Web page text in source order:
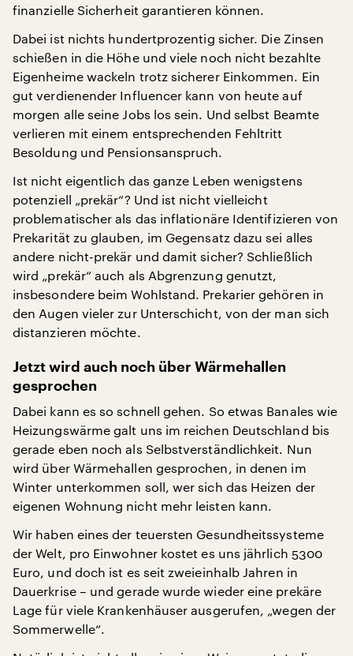
finanzielle Sicherheit garantieren können.
Dabei ist nichts hundertprozentig sicher. Die Zinsen
schießen in die Höhe und viele noch nicht bezahlte
Eigenheime wackeln trotz sicherer Einkommen. Ein
gut verdienender Influencer kann von heute auf
morgen alle seine Jobs los sein. Und selbst Beamte
verlieren mit einem entsprechenden Fehltritt
Besoldung und Pensionsanspruch.
Ist nicht eigentlich das ganze Leben wenigstens
potenziell „prekär“? Und ist nicht vielleicht
problematischer als das inflationäre Identifizieren von
Prekarität zu glauben, im Gegensatz dazu sei alles
andere nicht-prekär und damit sicher? Schließlich
wird „prekär“ auch als Abgrenzung genutzt,
insbesondere beim Wohlstand. Prekarier gehören in
den Augen vieler zur Unterschicht, von der man sich
distanzieren möchte.
Jetzt wird auch noch über Wärmehallen
gesprochen
Dabei kann es so schnell gehen. So etwas Banales wie
Heizungswärme galt uns im reichen Deutschland bis
gerade eben noch als Selbstverständlichkeit. Nun
wird über Wärmehallen gesprochen, in denen im
Winter unterkommen soll, wer sich das Heizen der
eigenen Wohnung nicht mehr leisten kann.
Wir haben eines der teuersten Gesundheitssysteme
der Welt, pro Einwohner kostet es uns jährlich 5300
Euro, und doch ist es seit zweieinhalb Jahren in
Dauerkrise – und gerade wurde wieder eine prekäre
Lage für viele Krankenhäuser ausgerufen, „wegen der
Sommerwelle“.